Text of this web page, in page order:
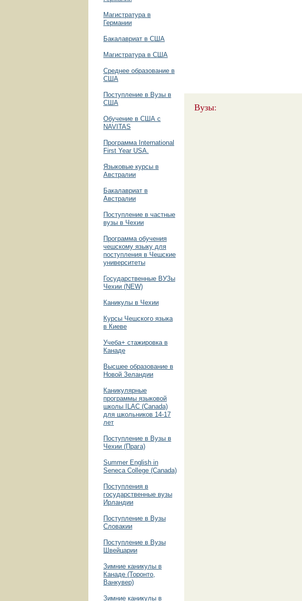
Магистратура в
Германии
Бакалавриат в США
Магистратура в США
Среднее образование в
США
Поступление в Вузы в
США
Обучение в США с
NAVITAS
Программа International
First Year USA.
Языковые курсы в
Австралии
Бакалавриат в
Австралии
Поступление в частные
вузы в Чехии
Программа обучения
чешскому языку для
поступления в Чешские
университеты
Государственные ВУЗы
Чехии (NEW)
Каникулы в Чехии
Курсы Чешского языка
в Киеве
Учеба+ стажировка в
Канаде
Высшее образование в
Новой Зеландии
Каникулярные
программы языковой
школы ILAC (Canada)
для школьников 14-17
лет
Поступление в Вузы в
Чехии (Прага)
Summer English in
Seneca College (Canada)
Поступления в
государственные вузы
Ирландии
Поступление в Вузы
Словакии
Поступление в Вузы
Швейцарии
Зимние каникулы в
Канаде (Торонто,
Ванкувер)
Зимние каникулы в
Вузы: